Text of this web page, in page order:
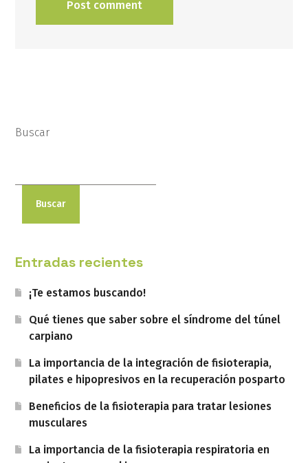
Buscar
Buscar
Entradas recientes
¡Te estamos buscando!
Qué tienes que saber sobre el síndrome del túnel
carpiano
La importancia de la integración de fisioterapia,
pilates e hipopresivos en la recuperación posparto
Beneficios de la fisioterapia para tratar lesiones
musculares
La importancia de la fisioterapia respiratoria en